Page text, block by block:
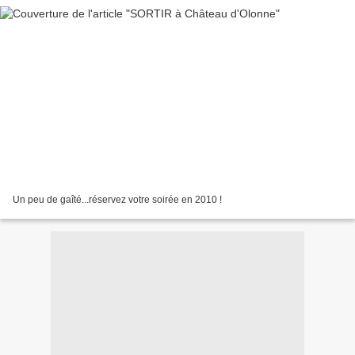
Un peu de gaîté...réservez votre soirée en 2010 !